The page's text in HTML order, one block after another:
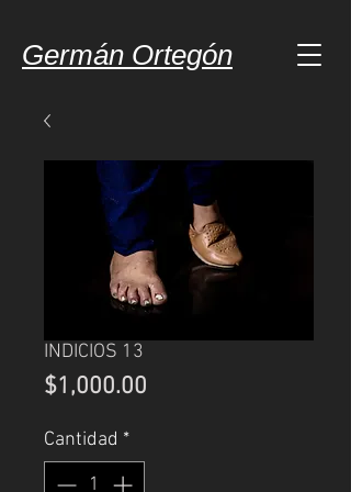
Germán Ortegón
INDICIOS 13
$1,000.00
Cantidad *